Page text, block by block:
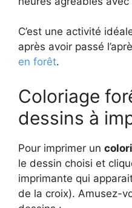
C’est une activité
après avoir passé
en forêt.
Coloriage
dessins à
Pour imprimer un
le dessin choisi et
imprimante qui
de la croix). Amusez-